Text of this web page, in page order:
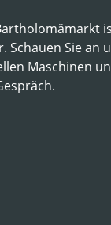
Schauen Sie an
Maschinen